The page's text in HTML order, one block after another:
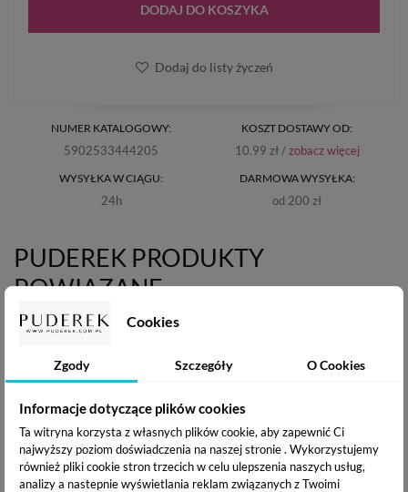
Cookies
Zgody Szczegóły O Cookies
Informacje dotyczące plików cookies
Ta witryna korzysta z własnych plików cookie, aby zapewnić Ci
najwyższy poziom doświadczenia na naszej stronie . Wykorzystujemy
również pliki cookie stron trzecich w celu ulepszenia naszych usług,
analizy a nastepnie wyświetlania reklam związanych z Twoimi
NUMER KATALOGOWY:
5902533444205
WYSYŁKA W CIĄGU:
24h
KOSZT DOSTAWY OD:
10.99 zł /zobacz więcej
DARMOWA WYSYŁKA:
od 200 zł
DODAJ DO KOSZYKA
Dodaj do listy życzeń
PUDEREK PRODUKTY
POWIĄZANE